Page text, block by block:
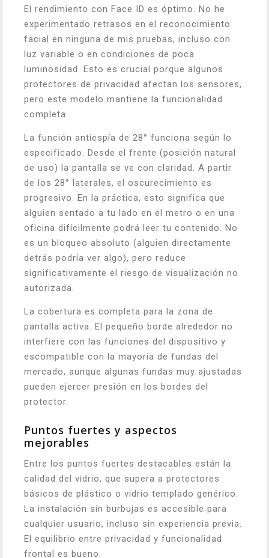
El rendimiento con Face ID es óptimo. No he
experimentado retrasos en el reconocimiento
facial en ninguna de mis pruebas, incluso con
luz variable o en condiciones de poca
luminosidad. Esto es crucial porque algunos
protectores de privacidad afectan los sensores,
pero este modelo mantiene la funcionalidad
completa.
La función antiespía de 28° funciona según lo
especificado. Desde el frente (posición natural
de uso) la pantalla se ve con claridad. A partir
de los 28° laterales, el oscurecimiento es
progresivo. En la práctica, esto significa que
alguien sentado a tu lado en el metro o en una
oficina difícilmente podrá leer tu contenido. No
es un bloqueo absoluto (alguien directamente
detrás podría ver algo), pero reduce
significativamente el riesgo de visualización no
autorizada.
La cobertura es completa para la zona de
pantalla activa. El pequeño borde alrededor no
interfiere con las funciones del dispositivo y
escompatible con la mayoría de fundas del
mercado, aunque algunas fundas muy ajustadas
pueden ejercer presión en los bordes del
protector.
Puntos fuertes y aspectos
mejorables
Entre los puntos fuertes destacables están la
calidad del vidrio, que supera a protectores
básicos de plástico o vidrio templado genérico.
La instalación sin burbujas es accesible para
cualquier usuario, incluso sin experiencia previa.
El equilibrio entre privacidad y funcionalidad
frontal es bueno.